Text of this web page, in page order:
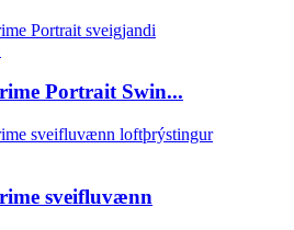
Portrait Swin...
sveifluvænn